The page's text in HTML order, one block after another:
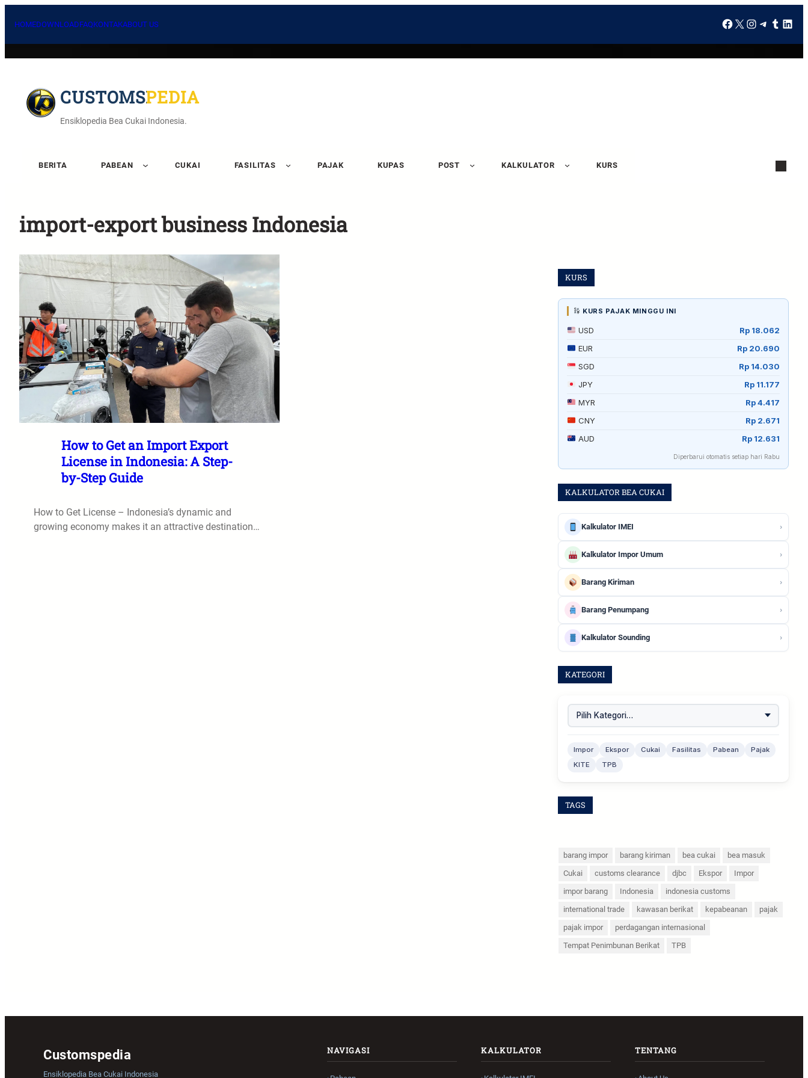
HOMEDOWNLOADFAQKONTAKABOUT US
CUSTOMSPEDIA
Ensiklopedia Bea Cukai Indonesia.
BERITA PABEAN CUKAI FASILITAS PAJAK KUPAS POST KALKULATOR KURS
import-export business Indonesia
How to Get an Import Export
License in Indonesia: A Step-
by-Step Guide
How to Get License – Indonesia’s dynamic and
growing economy makes it an attractive destination…
KURS
KURS PAJAK MINGGU INI
USD
Rp 18.062
EUR
Rp 20.690
SGD
Rp 14.030
JPY
Rp 11.177
MYR
Rp 4.417
CNY
Rp 2.671
AUD
Rp 12.631
Diperbarui otomatis setiap hari Rabu
KALKULATOR BEA CUKAI
Kalkulator IMEI ›
Kalkulator Impor Umum ›
Barang Kiriman ›
Barang Penumpang ›
Kalkulator Sounding ›
KATEGORI
Impor Ekspor Cukai Fasilitas Pabean
Pajak
KITE
TPB
TAGS
barang impor barang kiriman bea cukai
bea masuk
Cukai
customs clearance djbc Ekspor
Impor
impor barang
Indonesia
indonesia customs
international trade
kawasan berikat kepabeanan
pajak
pajak impor
perdagangan internasional
Tempat Penimbunan Berikat
TPB
Customspedia
Ensiklopedia Bea Cukai Indonesia
NAVIGASI KALKULATOR TENTANG